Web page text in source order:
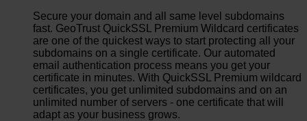
Secure your domain and all same level subdomains
fast. GeoTrust QuickSSL Premium Wildcard certificates
are one of the quickest ways to start protecting all your
subdomains on a single certificate. Our automated
email authentication process means you get your
certificate in minutes. With QuickSSL Premium wildcard
certificates, you get unlimited subdomains and on an
unlimited number of servers - one certificate that will
adapt as your business grows.